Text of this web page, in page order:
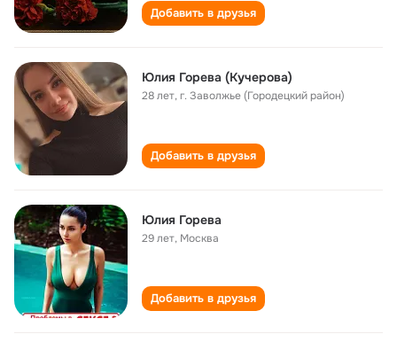
Добавить в друзья
Юлия Горева (Кучерова)
28 лет,г. Заволжье (Городецкий район)
Добавить в друзья
Юлия Горева
29 лет, Москва
Добавить в друзья